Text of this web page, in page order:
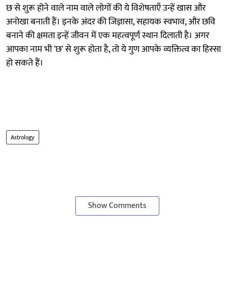
छ से शुरू होने वाले नाम वाले लोगों की ये विशेषताएँ उन्हें खास और
अनोखा बनाती हैं। इनके अंदर की जिज्ञासा, सहायक स्वभाव, और छवि
बनाने की क्षमता इन्हें जीवन में एक महत्वपूर्ण स्थान दिलाती है। अगर
आपका नाम भी 'छ' से शुरू होता है, तो ये गुण आपके व्यक्तित्व का हिस्सा
हो सकते हैं।
Astrology
Show Comments